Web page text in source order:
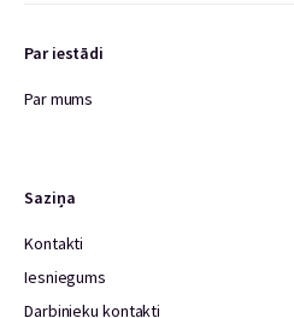
Par iestādi
Par mums
Saziņa
Kontakti
Iesniegums
Darbinieku kontakti